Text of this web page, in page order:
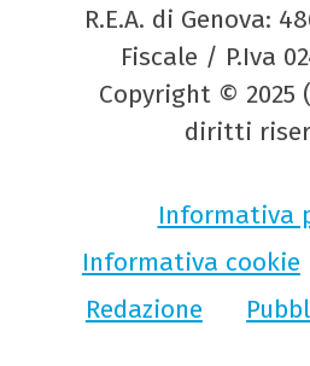
R.E.A. di Genova:
Fiscale / P.Iva
Copyright © 2025
diritti
Informativa
Informativa cookie
Redazione